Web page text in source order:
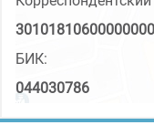
БИК:
044030786